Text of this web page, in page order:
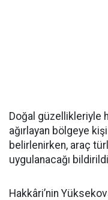
Doğal güzellikleriyle
ağırlayan bölgeye
belirlenirken, araç
uygulanacağı
Hakkâri’nin